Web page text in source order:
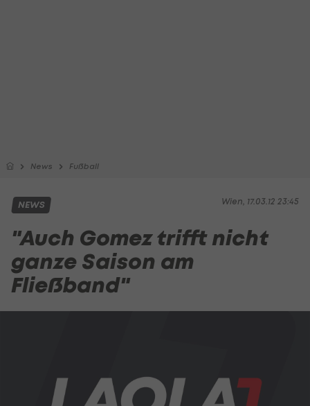
News Fußball
Wien, 17.03.12 23:45
NEWS
"Auch Gomez trifft nicht
ganze Saison am
Fließband"